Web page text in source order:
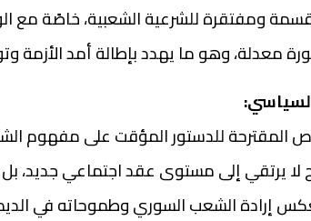
ومفتقرة للشرعية الشعبية، خاصًة مع
معدلة، وهو ما يهدد بإطالة أمد الأزمة
المقترحة للدستور المؤقت على مفهوم
لا يرتقي إلى مستوى عقد اجتماعي جديد،
إرادة الشعب السوري وطموحاته في